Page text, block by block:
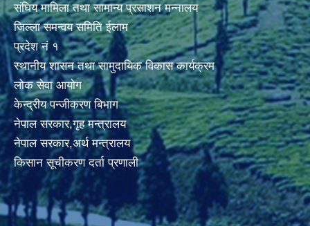
संघिय मामिला तथा सामान्य प्रसाशन मन्नालय
जिल्ला समन्वय समिति ईलाम
प्रदेश नं १
स्थानीय शासन तथा सामुदायिक विकास कार्यक्रम
लोक सेवा आयोग
केन्द्रीय पन्जीकरण बिभाग
नेपाल सरकार,गृह मन्त्रालय
नेपाल सरकार,अर्थ मन्त्रालय
किसान सूचीकरण दर्ता प्रणाली